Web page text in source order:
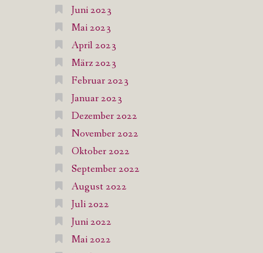
Juni 2023
Mai 2023
April 2023
März 2023
Februar 2023
Januar 2023
Dezember 2022
November 2022
Oktober 2022
September 2022
August 2022
Juli 2022
Juni 2022
Mai 2022